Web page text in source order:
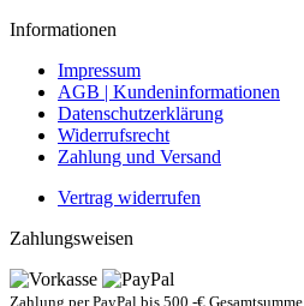
Informationen
Impressum
AGB | Kundeninformationen
Datenschutzerklärung
Widerrufsrecht
Zahlung und Versand
Vertrag widerrufen
Zahlungsweisen
Zahlung per PayPal bis 500.-€ Gesamtsumme